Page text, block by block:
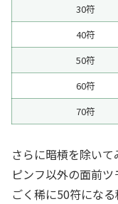
30符
40符
50符
60符
70符
さらに暗槓を除いて
ピンフ以外の面前ツ
ごく稀に50符になる